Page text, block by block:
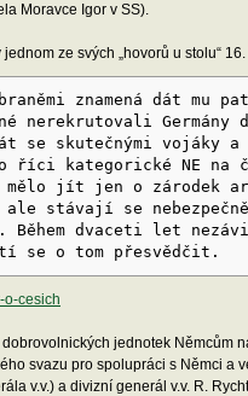
Moravce Igor v SS).
ze svých „hovorů u stolu“
znamená dát mu
nerekrutovali
se skutečnými vojáky
říci kategorické NE na
mělo jít jen o zárodek
ale stávají se
dvaceti let
se o tom přesvědčit.
o-cesich
jednotek Němcům
svazu pro spolupráci s Němci a
v.v.) a divizní generál v.v. R.